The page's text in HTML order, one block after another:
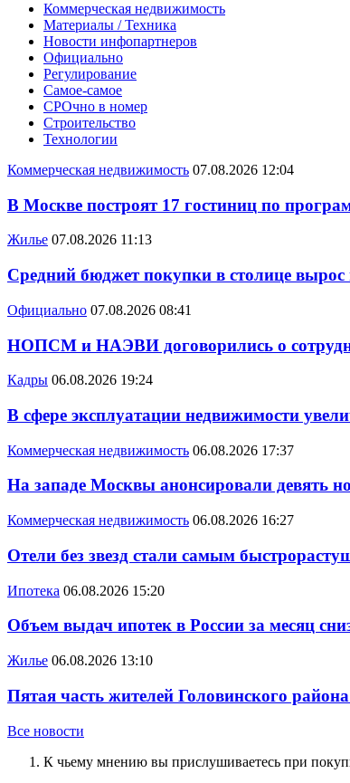
Коммерческая недвижимость
Материалы / Техника
Новости инфопартнеров
Официально
Регулирование
Самое-самое
СРОчно в номер
Строительство
Технологии
Коммерческая недвижимость 07.08.2026 12:04
В Москве построят 17 гостиниц по
Жилье 07.08.2026 11:13
Средний бюджет покупки в столице вырос
Официально 07.08.2026 08:41
НОПСМ и НАЭВИ договорились о
Кадры 06.08.2026 19:24
В сфере эксплуатации недвижимости
Коммерческая недвижимость 06.08.2026 17:37
На западе Москвы анонсировали девять
Коммерческая недвижимость 06.08.2026 16:27
Отели без звезд стали самым
Ипотека 06.08.2026 15:20
Объем выдач ипотек в России за месяц
Жилье 06.08.2026 13:10
Пятая часть жителей Головинского
Все новости
К чьему мнению вы прислушиваетесь при